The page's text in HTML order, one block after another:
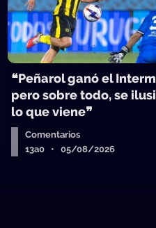
❝Peñarol ganó el
pero sobre todo, se
lo que viene❞
Comentarios
13a0 • 05/08/2026